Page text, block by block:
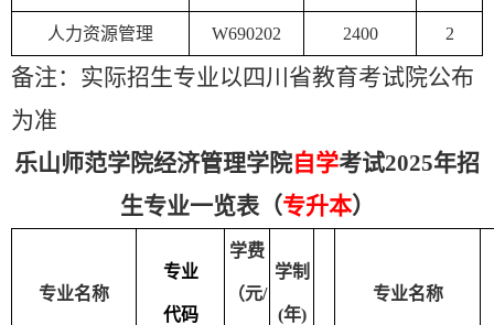
人力资源管理 W690202 2400 2
备注：实际招生专业以四川省教育考试院公布
为准
乐山师范学院经济管理学院自学考试2025年招
生专业一览表（专升本）
专业名称
专业
代码
学费
（元/
学制
(年)
专业名称